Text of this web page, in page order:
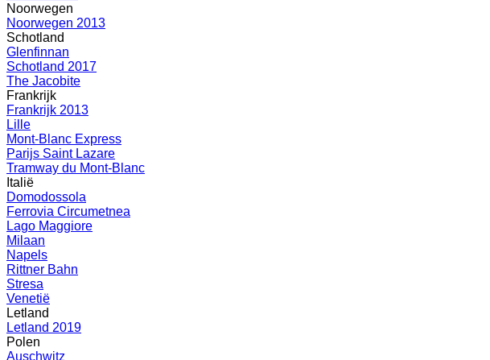
Noorwegen
Noorwegen 2013
Schotland
Glenfinnan
Schotland 2017
The Jacobite
Frankrijk
Frankrijk 2013
Lille
Mont-Blanc Express
Parijs Saint Lazare
Tramway du Mont-Blanc
Italië
Domodossola
Ferrovia Circumetnea
Lago Maggiore
Milaan
Napels
Rittner Bahn
Stresa
Venetië
Letland
Letland 2019
Polen
Auschwitz